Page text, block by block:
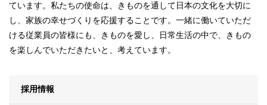
ています。私たちの使命は、きものを通して日本の文化を大切に
し、家族の幸せづくりを応援することです。一緒に働いていただ
ける従業員の皆様にも、きものを愛し、日常生活の中で、きもの
を楽しんでいただきたいと、考えています。
採用情報